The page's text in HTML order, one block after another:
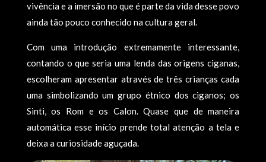
vivência e a imersão no que é parte da vida desse povo
ainda tão pouco conhecido na cultura geral.
Com uma introdução extremamente interessante,
contando o que seria uma lenda das origens ciganas,
escolheram apresentar através de três crianças cada
uma simbolizando um grupo étnico dos ciganos; os
Sinti, os Rom e os Calon. Quase que de maneira
automática esse início prende total atenção a tela e
deixa a curiosidade aguçada.